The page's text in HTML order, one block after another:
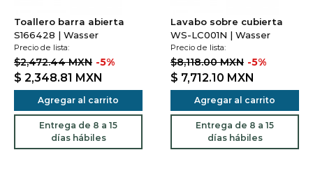
Toallero barra abierta
S166428 | Wasser
Precio de lista:
$2,472.44 MXN -5%
$ 2,348.81 MXN
Agregar al carrito
Entrega de 8 a 15
días hábiles
Lavabo sobre cubierta
WS-LC001N | Wasser
Precio de lista:
$8,118.00 MXN -5%
$ 7,712.10 MXN
Agregar al carrito
Entrega de 8 a 15
días hábiles